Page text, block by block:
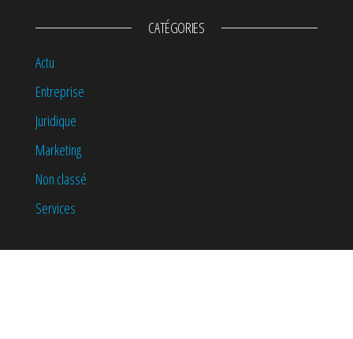
CATÉGORIES
Actu
Entreprise
Juridique
Marketing
Non classé
Services